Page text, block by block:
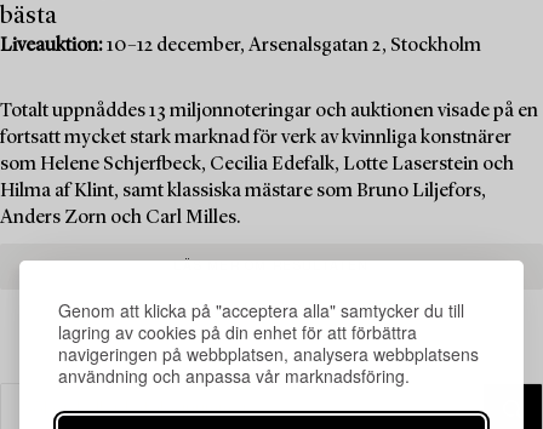
Genom att klicka på "acceptera alla" samtycker du till
lagring av cookies på din enhet för att förbättra
navigeringen på webbplatsen, analysera webbplatsens
användning och anpassa vår marknadsföring.
bästa
Liveauktion:10–12 december, Arsenalsgatan 2, Stockholm
Totalt uppnåddes 13 miljonnoteringar och auktionen visade på en
fortsatt mycket stark marknad för verk av kvinnliga konstnärer
som Helene Schjerfbeck, Cecilia Edefalk, Lotte Laserstein och
Hilma af Klint, samt klassiska mästare som Bruno Liljefors,
Anders Zorn och Carl Milles.